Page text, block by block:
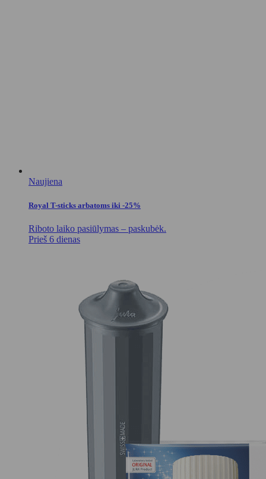
Naujiena
Royal T-sticks arbatoms iki -25%
Riboto laiko pasiūlymas – paskubėk.
Prieš 6 dienas